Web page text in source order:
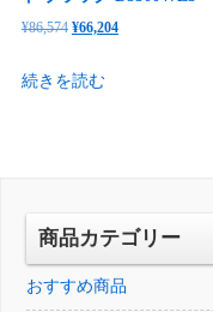
¥86,574 元
価
し
¥66,204現
で
続きを読む
商品カテゴリー
おすすめ商品